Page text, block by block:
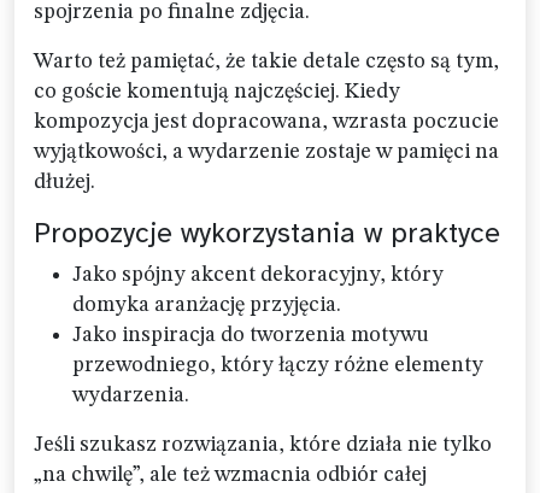
spojrzenia po finalne zdjęcia.
Warto też pamiętać, że takie detale często są tym,
co goście komentują najczęściej. Kiedy
kompozycja jest dopracowana, wzrasta poczucie
wyjątkowości, a wydarzenie zostaje w pamięci na
dłużej.
Propozycje wykorzystania w praktyce
Jako spójny akcent dekoracyjny, który
domyka aranżację przyjęcia.
Jako inspiracja do tworzenia motywu
przewodniego, który łączy różne elementy
wydarzenia.
Jeśli szukasz rozwiązania, które działa nie tylko
„na chwilę”, ale też wzmacnia odbiór całej